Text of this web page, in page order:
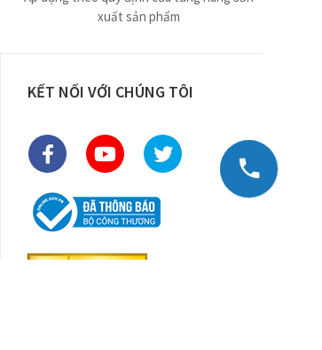
xuất sản phẩm
KẾT NỐI VỚI CHÚNG TÔI